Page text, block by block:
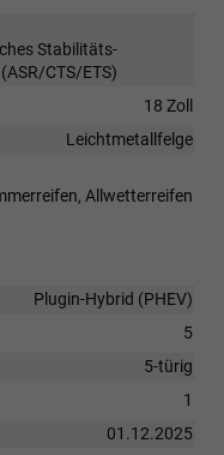
Stabilitäts-
CTS/ETS)
18 Zoll
Leichtmetallfelge
Allwetterreifen
Plugin-Hybrid (PHEV)
5
5-türig
1
01.12.2025